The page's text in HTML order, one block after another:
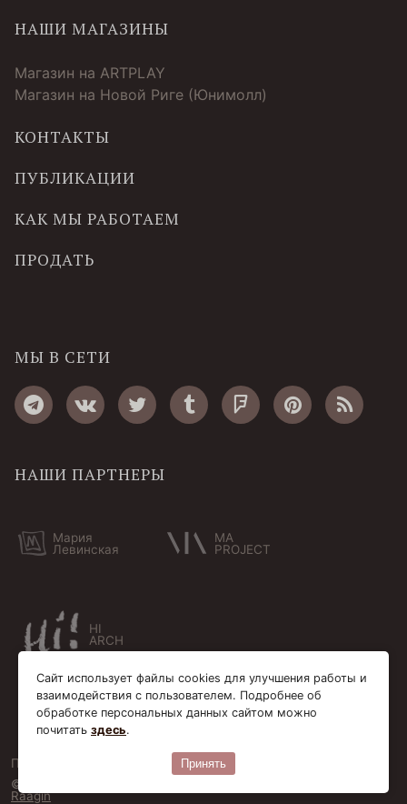
НАШИ МАГАЗИНЫ
Магазин на ARTPLAY
Магазин на Новой Риге (Юнимолл)
КОНТАКТЫ
ПУБЛИКАЦИИ
КАК МЫ РАБОТАЕМ
ПРОДАТЬ
МЫ В СЕТИ
НАШИ ПАРТНЕРЫ
Мария
Левинская
MA
PROJECT
HI
ARCH
Пользовательское соглашение
Cookie-файлы
© Bersoantik 2013-2026. Все права соблюдены. Сделано в
Raagin
Сайт использует файлы cookies для улучшения работы и
взаимодействия с пользователем. Подробнее об
обработке персональных данных сайтом можно
почитать здесь.
Принять